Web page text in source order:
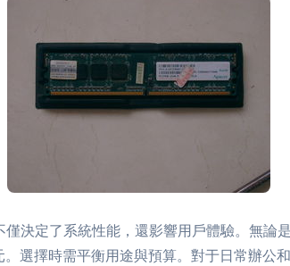
決定了系統性能，還影響用戶體驗。無論
選擇時需平衡用途與預算。對于日常辦